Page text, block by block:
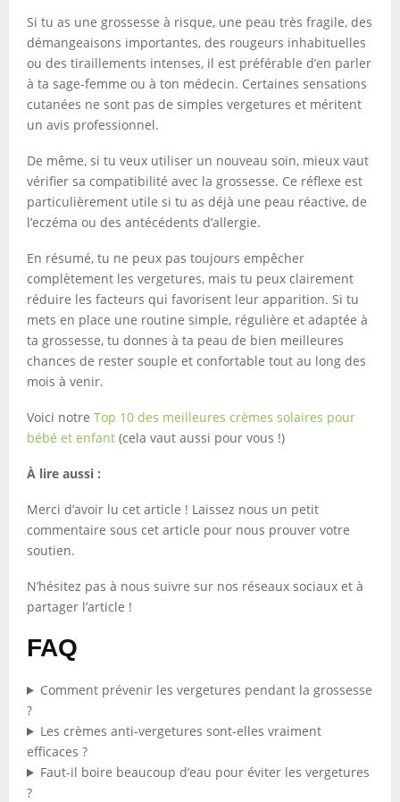
Si tu as une grossesse à risque, une peau très fragile, des
démangeaisons importantes, des rougeurs inhabituelles
ou des tiraillements intenses, il est préférable d’en parler
à ta sage-femme ou à ton médecin. Certaines sensations
cutanées ne sont pas de simples vergetures et méritent
un avis professionnel.
De même, si tu veux utiliser un nouveau soin, mieux vaut
vérifier sa compatibilité avec la grossesse. Ce réflexe est
particulièrement utile si tu as déjà une peau réactive, de
l’eczéma ou des antécédents d’allergie.
En résumé, tu ne peux pas toujours empêcher
complètement les vergetures, mais tu peux clairement
réduire les facteurs qui favorisent leur apparition. Si tu
mets en place une routine simple, régulière et adaptée à
ta grossesse, tu donnes à ta peau de bien meilleures
chances de rester souple et confortable tout au long des
mois à venir.
Voici notre Top 10 des meilleures crèmes solaires pour
bébé et enfant (cela vaut aussi pour vous !)
À lire aussi :
Merci d’avoir lu cet article ! Laissez nous un petit
commentaire sous cet article pour nous prouver votre
soutien.
N’hésitez pas à nous suivre sur nos réseaux sociaux et à
partager l’article !
FAQ
Comment prévenir les vergetures pendant la grossesse
?
Les crèmes anti-vergetures sont-elles vraiment
efficaces ?
Faut-il boire beaucoup d’eau pour éviter les vergetures
?